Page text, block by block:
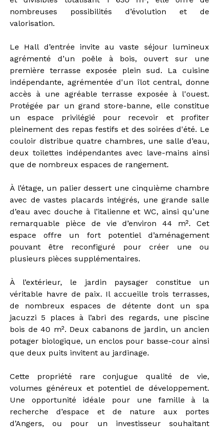
nombreuses possibilités d’évolution et de
valorisation.
Le Hall d’entrée invite au vaste séjour lumineux
agrémenté d’un poêle à bois, ouvert sur une
première terrasse exposée plein sud. La cuisine
indépendante, agrémentée d'un îlot central, donne
accès à une agréable terrasse exposée à l'ouest.
Protégée par un grand store-banne, elle constitue
un espace privilégié pour recevoir et profiter
pleinement des repas festifs et des soirées d'été. Le
couloir distribue quatre chambres, une salle d’eau,
deux toilettes indépendantes avec lave-mains ainsi
que de nombreux espaces de rangement.
À l’étage, un palier dessert une cinquième chambre
avec de vastes placards intégrés, une grande salle
d’eau avec douche à l’italienne et WC, ainsi qu’une
remarquable pièce de vie d’environ 44 m². Cet
espace offre un fort potentiel d’aménagement
pouvant être reconfiguré pour créer une ou
plusieurs pièces supplémentaires.
À l’extérieur, le jardin paysager constitue un
véritable havre de paix. Il accueille trois terrasses,
de nombreux espaces de détente dont un spa
jacuzzi 5 places à l’abri des regards, une piscine
bois de 40 m². Deux cabanons de jardin, un ancien
potager biologique, un enclos pour basse-cour ainsi
que deux puits invitent au jardinage.
Cette propriété rare conjugue qualité de vie,
volumes généreux et potentiel de développement.
Une opportunité idéale pour une famille à la
recherche d’espace et de nature aux portes
d’Angers, ou pour un investisseur souhaitant